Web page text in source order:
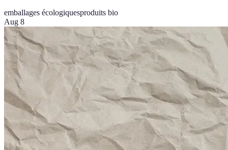
emballages écologiquesproduits bio
Aug 8